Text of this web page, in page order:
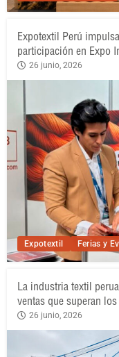
Expotextil Ferias y
Expotextil Perú
participación en Expo
26 junio, 2026
La industria textil
ventas que superan
26 junio, 2026